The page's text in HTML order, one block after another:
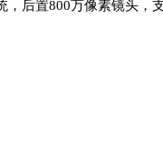
，后置800万像素镜头，